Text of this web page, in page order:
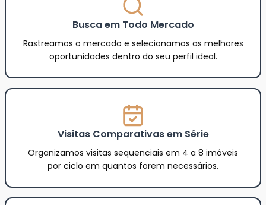
Busca em Todo Mercado
Rastreamos o mercado e selecionamos as melhores
oportunidades dentro do seu perfil ideal.
Visitas Comparativas em Série
Organizamos visitas sequenciais em 4 a 8 imóveis
por ciclo em quantos forem necessários.